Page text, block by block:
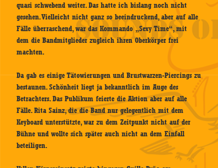
quasi schwebend weiter. Das hatte ich bislang noch nicht
gesehen. Vielleicht nicht ganz so beeindruckend, aber auf alle
Fälle überraschend, war das Kommando „Sexy Time“, mit
dem die Bandmitglieder zugleich ihren Oberkörper frei
machten.
Da gab es einige Tätowierungen und Brustwarzen-Piercings zu
bestaunen. Schönheit liegt ja bekanntlich im Auge des
Betrachters. Das Publikum feierte die Aktion aber auf alle
Fälle. Rita Sainz, die die Band nur gelegentlich mit dem
Keyboard unterstützte, war zu dem Zeitpunkt nicht auf der
Bühne und wollte sich später auch nicht an dem Einfall
beteiligen.